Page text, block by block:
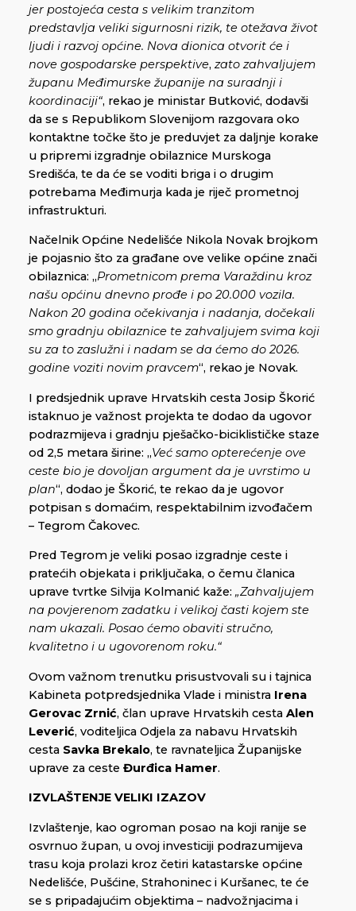
jer postojeća cesta s velikim tranzitom
predstavlja veliki sigurnosni rizik, te otežava život
ljudi i razvoj općine. Nova dionica otvorit će i
nove gospodarske perspektive, zato zahvaljujem
županu Međimurske županije na suradnji i
koordinaciji“, rekao je ministar Butković, dodavši
da se s Republikom Slovenijom razgovara oko
kontaktne točke što je preduvjet za daljnje korake
u pripremi izgradnje obilaznice Murskoga
Središća, te da će se voditi briga i o drugim
potrebama Međimurja kada je riječ prometnoj
infrastrukturi.
Načelnik Općine Nedelišće Nikola Novak brojkom
je pojasnio što za građane ove velike općine znači
obilaznica: „Prometnicom prema Varaždinu kroz
našu općinu dnevno prođe i po 20.000 vozila.
Nakon 20 godina očekivanja i nadanja, dočekali
smo gradnju obilaznice te zahvaljujem svima koji
su za to zaslužni i nadam se da ćemo do 2026.
godine voziti novim pravcem“, rekao je Novak.
I predsjednik uprave Hrvatskih cesta Josip Škorić
istaknuo je važnost projekta te dodao da ugovor
podrazmijeva i gradnju pješačko-biciklističke staze
od 2,5 metara širine: „Već samo opterećenje ove
ceste bio je dovoljan argument da je uvrstimo u
plan“, dodao je Škorić, te rekao da je ugovor
potpisan s domaćim, respektabilnim izvođačem
– Tegrom Čakovec.
Pred Tegrom je veliki posao izgradnje ceste i
pratećih objekata i priključaka, o čemu članica
uprave tvrtke Silvija Kolmanić kaže: „Zahvaljujem
na povjerenom zadatku i velikoj časti kojem ste
nam ukazali. Posao ćemo obaviti stručno,
kvalitetno i u ugovorenom roku.“
Ovom važnom trenutku prisustvovali su i tajnica
Kabineta potpredsjednika Vlade i ministra Irena
Gerovac Zrnić, član uprave Hrvatskih cesta Alen
Leverić, voditeljica Odjela za nabavu Hrvatskih
cesta Savka Brekalo, te ravnateljica Županijske
uprave za ceste Đurđica Hamer.
IZVLAŠTENJE VELIKI IZAZOV
Izvlaštenje, kao ogroman posao na koji ranije se
osvrnuo župan, u ovoj investiciji podrazumijeva
trasu koja prolazi kroz četiri katastarske općine
Nedelišće, Pušćine, Strahoninec i Kuršanec, te će
se s pripadajućim objektima – nadvožnjacima i